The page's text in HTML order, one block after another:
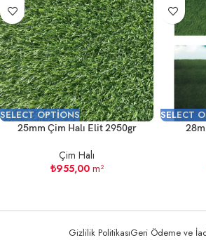
SELECT OPTIONS
25mm Çim Halı Elit 2950gr
Çim Halı
₺955,00m²
SELECT
Gizlilik PolitikasıGeri Ödeme ve